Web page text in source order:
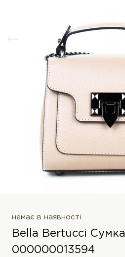
немає в наявності
Bella Bertucci Сумка
000000013594